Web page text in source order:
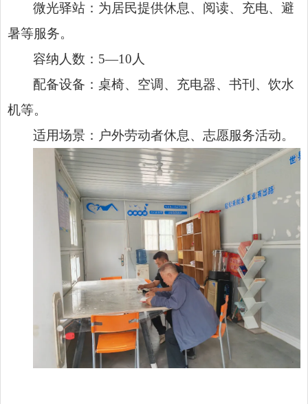
微光驿站：为居民提供休息、阅读、充电、避
暑等服务。
容纳人数：5—10人
配备设备：桌椅、空调、充电器、书刊、饮水
机等。
适用场景：户外劳动者休息、志愿服务活动。